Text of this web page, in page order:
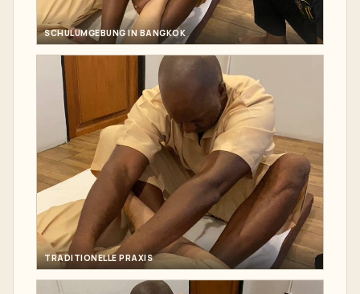
SCHULUMGEBUNG IN BANGKOK
TRADITIONELLE PRAXIS